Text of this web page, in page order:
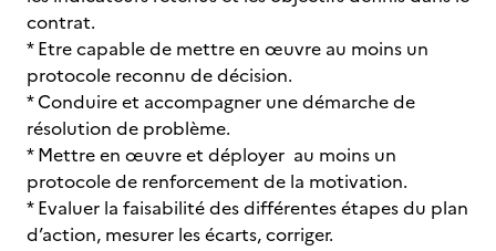
contrat.
* Etre capable de mettre en œuvre au moins un
protocole reconnu de décision.
* Conduire et accompagner une démarche de
résolution de problème.
* Mettre en œuvre et déployer au moins un
protocole de renforcement de la motivation.
* Evaluer la faisabilité des différentes étapes du plan
d’action, mesurer les écarts, corriger.